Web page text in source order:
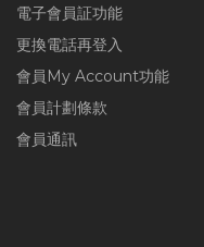
電子會員証功能
更換電話再登入
會員My Account功能
會員計劃條款
會員通訊